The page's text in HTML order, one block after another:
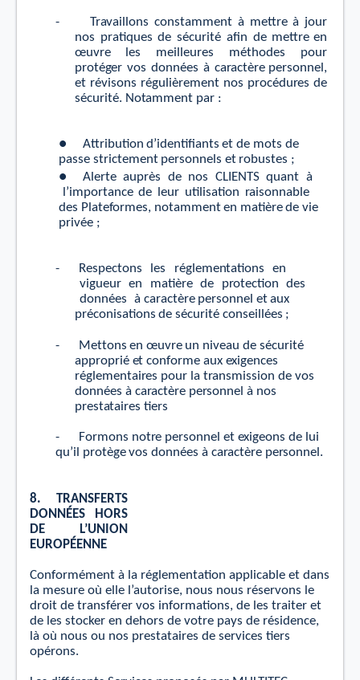
- Travaillons constamment à mettre à jour
nos pratiques de sécurité aﬁn de mettre en
œuvre les meilleures méthodes
pour
protéger vos données à caractère personnel,
et révisons régulièrement nos procédures de
sécurité. Notamment par :
● Attribution d’identiﬁants et de mots de
passe strictement personnels et robustes ;
●
Alerte auprès de nos CLIENTS quant à
’importance de leur utilisation raisonnable
des Pl ateformes, notamment en matière de vie
privée ;
- Respectons les réglementations
en
vigueur en matière de protection
des
données
àcaractère personnel et aux
préconisations de sécurité conseillées ;
- Mettons en œuvre un niveau de sécurité
approprié et conforme aux exigences
réglementaires pour la transmission de vos
données à caractère personnel à nos
prestataires tiers
- Formons notre personnel et exigeons de lui
qu’il protège vos données à caractère personnel.
8. TRANSFERTS
DONNÉES HO RS
DE
L’UNION
EUROPÉENNE
Conformément à la réglementation applicable et dans
la mesure où elle l’autorise, nous nous réservons le
droit de transférer vos informations, de les traiter et
de les stocker en dehors de votre pays de résidence,
là où nous ou nos prestataires de services tiers
opérons.